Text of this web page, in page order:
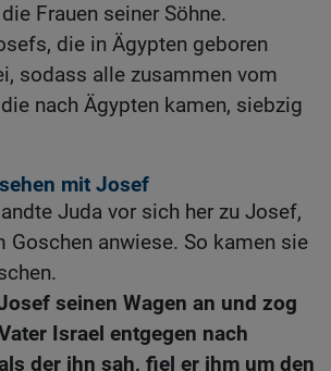
Frauen seiner Söhne.
die in Ägypten geboren
sodass alle zusammen vom
nach Ägypten kamen, siebzig
mit Josef
Juda vor sich her zu Josef,
Goschen anwiese. So kamen sie
seinen Wagen an und zog
Israel entgegen nach
der ihn sah, fiel er ihm um den